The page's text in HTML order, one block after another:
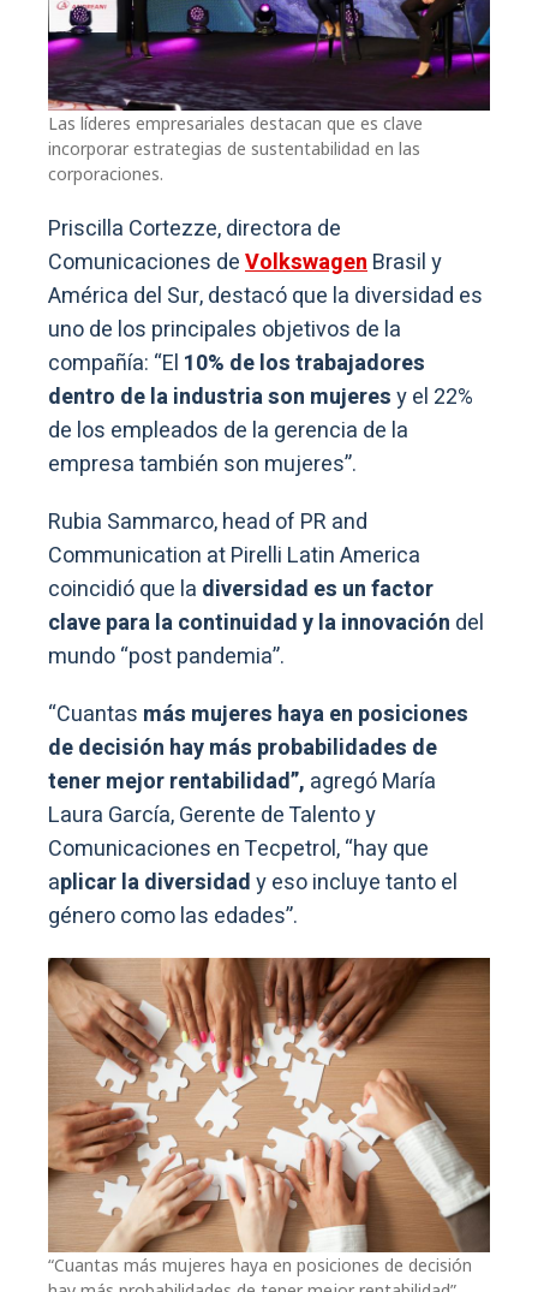
Las líderes empresariales destacan que es clave
incorporar estrategias de sustentabilidad en las
corporaciones.
Priscilla Cortezze, directora de
Comunicaciones deVolkswagenBrasil y
América del Sur, destacó que la diversidad es
uno de los principales objetivos de la
compañía: “El 10% de los trabajadores
dentro de la industria son mujeresy el 22%
de los empleados de la gerencia de la
empresa también son mujeres”.
Rubia Sammarco, head of PR and
Communication at Pirelli Latin America
coincidió que la diversidad es un factor
clave para la continuidad y la innovación del
mundo “post pandemia”.
“Cuantas más mujeres haya en posiciones
de decisión hay más probabilidades de
tener mejor rentabilidad”, agregó María
Laura García, Gerente de Talento y
Comunicaciones en Tecpetrol, “hay que
aplicar la diversidady eso incluye tanto el
género como las edades”.
“Cuantas más mujeres haya en posiciones de decisión